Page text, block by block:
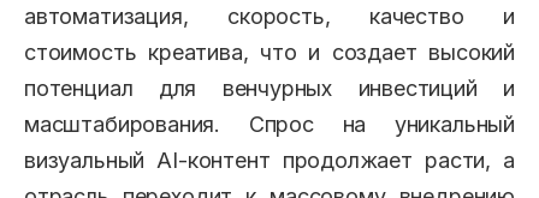
автоматизация, скорость, качество и
стоимость креатива, что и создает высокий
потенциал для венчурных инвестиций и
масштабирования. Спрос на уникальный
визуальный AI-контент продолжает расти, а